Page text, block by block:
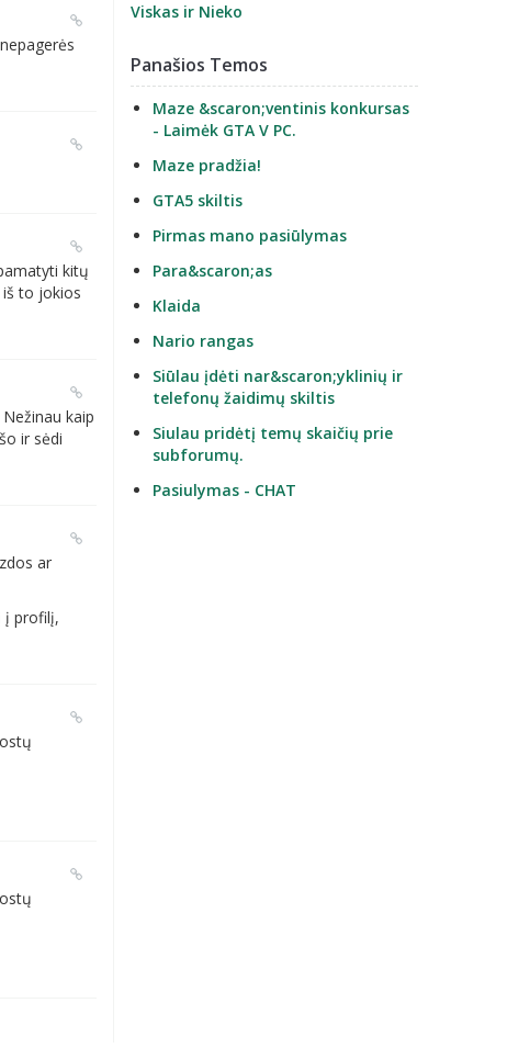
kitų
to jokios
kaip
ir sėdi
ar
į profilį,
Viskas ir Nieko
Panašios Temos
Maze &scaron;ventinis konkursas
- Laimėk GTA V PC.
Maze pradžia!
GTA5 skiltis
Pirmas mano pasiūlymas
Para&scaron;as
Klaida
Nario rangas
Siūlau įdėti nar&scaron;yklinių ir
telefonų žaidimų skiltis
Siulau pridėtį temų skaičių prie
subforumų.
Pasiulymas - CHAT